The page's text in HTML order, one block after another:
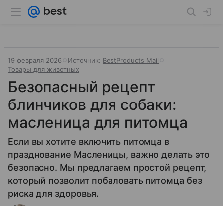
19 февраля 2026 Источник: BestProducts Mail
Товары для животных
Безопасный рецепт
блинчиков для собаки:
масленица для питомца
Если вы хотите включить питомца в
празднование Масленицы, важно делать это
безопасно. Мы предлагаем простой рецепт,
который позволит побаловать питомца без
риска для здоровья.